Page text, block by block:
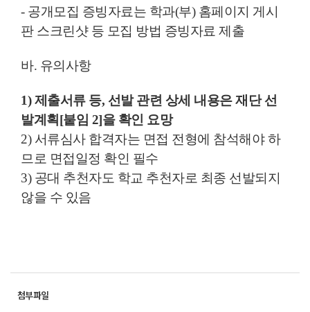
- 공개모집 증빙자료는 학과(부) 홈페이지 게시
판 스크린샷 등 모집 방법 증빙자료 제출
바. 유의사항
1)제출서류 등, 선발 관련 상세 내용은 재단 선
발계획 [붙임 2]을 확인 요망
2) 서류심사 합격자는 면접 전형에 참석해야 하
므로 면접일정 확인 필수
3) 공대 추천자도 학교 추천자로 최종 선발되지
않을 수 있음